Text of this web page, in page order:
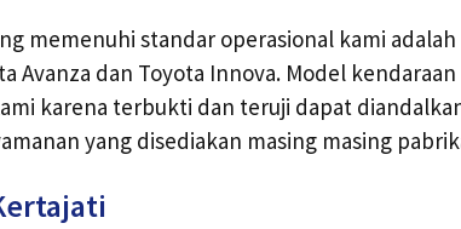
memenuhi standar operasional kami
Avanza dan Toyota Innova. Model
karena terbukti dan teruji dapat
yang disediakan masing masing